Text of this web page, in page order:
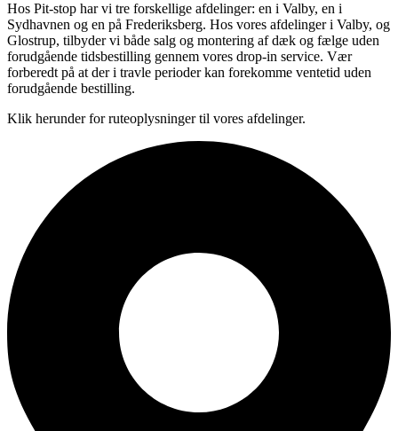
Hos Pit-stop har vi tre forskellige afdelinger: en i Valby, en i
Sydhavnen og en på Frederiksberg. Hos vores afdelinger i Valby, og
Glostrup, tilbyder vi både salg og montering af dæk og fælge uden
forudgående tidsbestilling gennem vores drop-in service. Vær
forberedt på at der i travle perioder kan forekomme ventetid uden
forudgående bestilling.
Klik herunder for ruteoplysninger til vores afdelinger.